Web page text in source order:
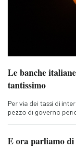
Le banche
tantissimo
Per via dei tassi di
pezzo di governo
E ora parliamo